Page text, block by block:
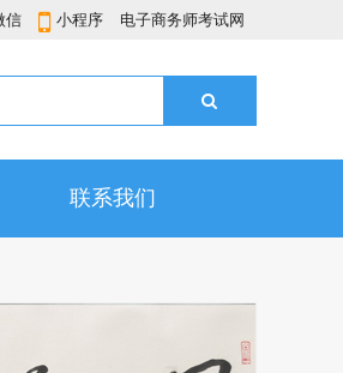
信 小程序 电子商务师考试网
联系我们